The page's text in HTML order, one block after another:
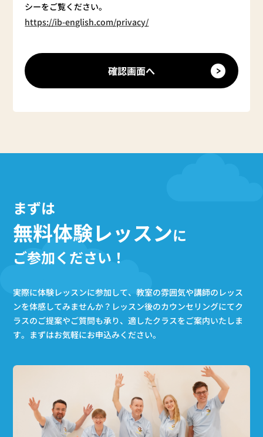
シーをご覧ください。
https://ib-english.com/privacy/
まずは
無料体験レッスンに
ご参加ください！
実際に体験レッスンに参加して、教室の雰囲気や講師のレッス
ンを体感してみませんか？ レッスン後のカウンセリングにてク
ラスのご提案やご質問も承り、適したクラスをご案内いたしま
す。 まずはお気軽にお申込みください。